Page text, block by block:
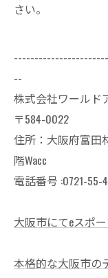
さい。
--
株式会社ワールド
〒584-0022
住所：大阪府富田
階Wacc
電話番号 :0721-55-
大阪市にてeスポ
本格的な大阪市の